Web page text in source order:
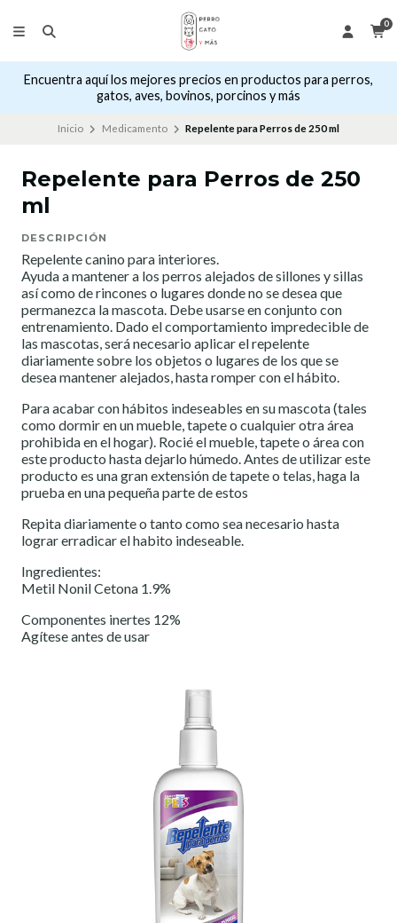
0
Encuentra aquí los mejores precios en productos para perros,
gatos, aves, bovinos, porcinos y más
Inicio Medicamento Repelente para Perros de 250 ml
Repelente para Perros de 250
ml
DESCRIPCIÓN
Repelente canino para interiores.
Ayuda a mantener a los perros alejados de sillones y sillas
así como de rincones o lugares donde no se desea que
permanezca la mascota. Debe usarse en conjunto con
entrenamiento. Dado el comportamiento impredecible de
las mascotas, será necesario aplicar el repelente
diariamente sobre los objetos o lugares de los que se
desea mantener alejados, hasta romper con el hábito.
Para acabar con hábitos indeseables en su mascota (tales
como dormir en un mueble, tapete o cualquier otra área
prohibida en el hogar). Rocié el mueble, tapete o área con
este producto hasta dejarlo húmedo. Antes de utilizar este
producto es una gran extensión de tapete o telas, haga la
prueba en una pequeña parte de estos
Repita diariamente o tanto como sea necesario hasta
lograr erradicar el habito indeseable.
Ingredientes:
Metil Nonil Cetona 1.9%
Componentes inertes 12%
Agítese antes de usar